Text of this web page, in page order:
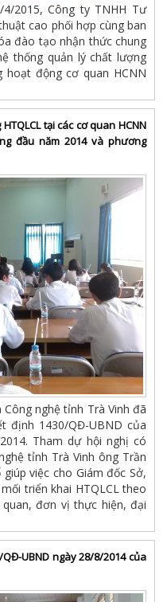
2015, Công ty TNHH Tư
cao phối hợp cùng ban
đào tạo nhận thức chung
thống quản lý chất lượng
hoạt động cơ quan HCNN
tại các cơ quan HCNN
đầu năm 2014 và phương
nghệ tỉnh Trà Vinh đã
định 1430/QĐ-UBND của
Tham dự hội nghị có
tỉnh Trà Vinh ông Trần
việc cho Giám đốc Sở,
triển khai HTQLCL theo
quan, đơn vị thực hiện, đại
UBND ngày 28/8/2014 của